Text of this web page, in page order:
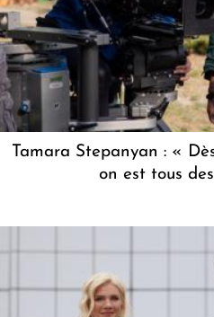
Tamara Stepanyan : «
on est tous